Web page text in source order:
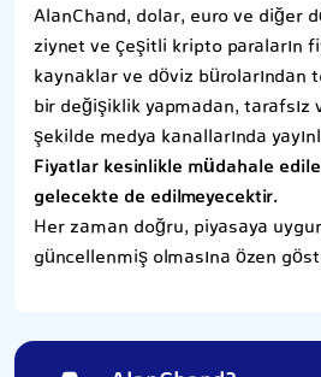
AlanChand, dolar, euro ve diğer
ziynet ve çeşitli kripto paraların
kaynaklar ve döviz bürolarından
bir değişiklik yapmadan, tarafsız
şekilde medya kanallarında
Fiyatlar kesinlikle müdahale
gelecekte de edilmeyecektir.
Her zaman doğru, piyasaya
güncellenmiş olmasına özen